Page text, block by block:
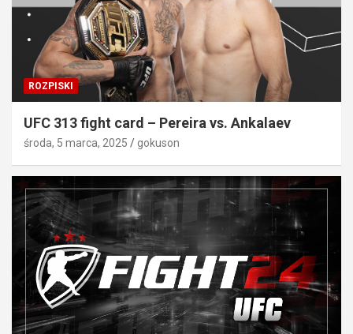
ROZPISKI
UFC 313 fight card – Pereira vs. Ankalaev
środa, 5 marca, 2025 gokuson